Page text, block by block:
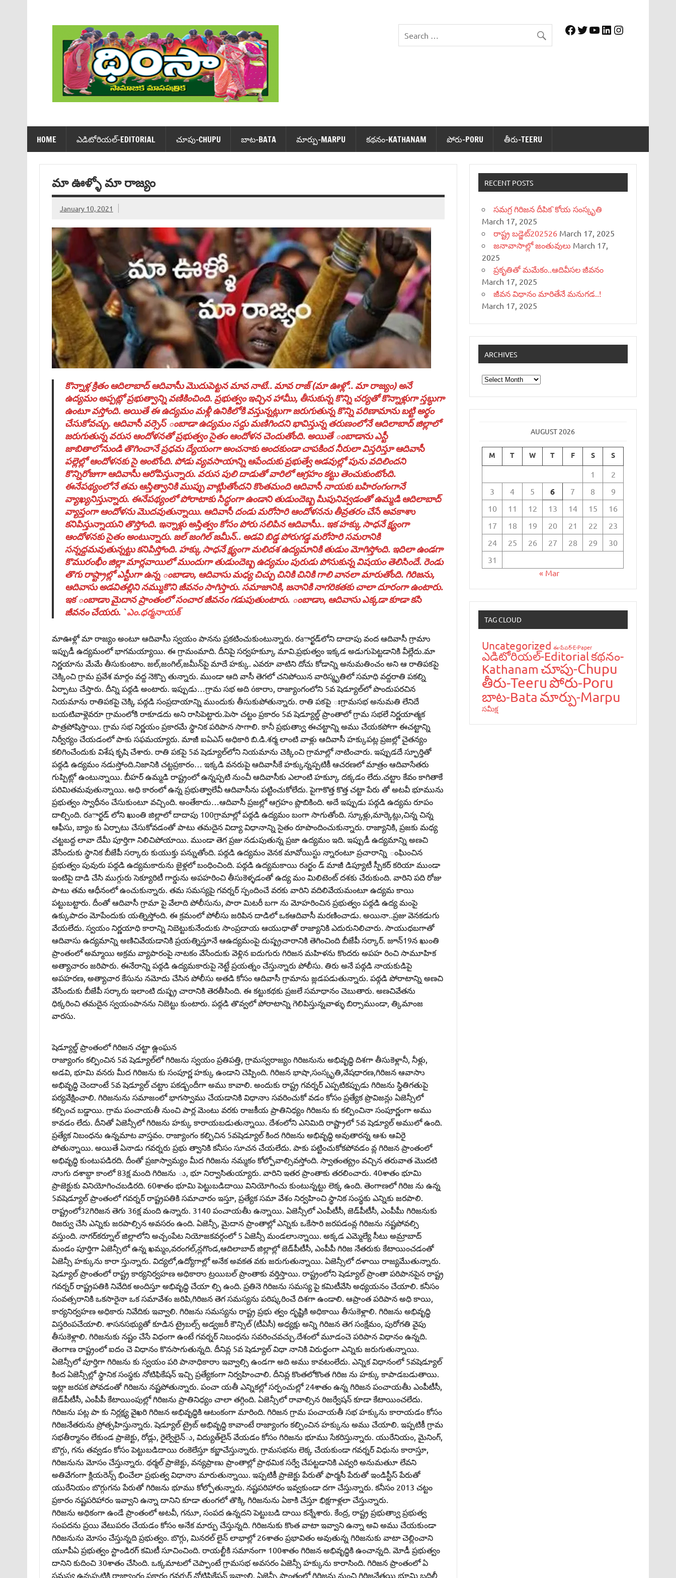
Facebook
Twitter
YouTube
LinkedIn
Instagram
HOME ఎడిటోరియ‌ల్-EDITORIAL చూపు-CHUPU బాట‌-BATA మార్పు-MARPU క‌థ‌నం-KATHANAM పోరు-PORU తీరు-TEERU
మా ఊళ్ళో మా రాజ్యం
January 10, 2021
కొన్నాళ్ల క్రితం ఆదిలాబాద్‌ ఆదివాసీు మొదుపెట్టన మావ నాటే.. మావ రాజ్‌ (మా ఊళ్లో.. మా రాజ్యం) అనే
ఉద్యమం అప్పట్లో ప్రభుత్వాన్ని వణికించింది. ప్రభుత్వం ఇచ్చిన హామీు, తీసుకున్న కొన్ని చర్యతో కొన్నాళ్లుగా స్తబ్ధుగా
ఉంటూ వస్తోంది. అయితే ఈ ఉద్యమం మళ్లీ ఉనికిలోకి వస్తున్నట్లుగా జరుగుతున్న కొన్ని పరిణామాను బట్టి అర్థం
చేసుకోవచ్చు. ఆదివాసీ వర్సెస్‌ ంబాడా ఉద్యమం సద్దు మణిగిందని భావిస్తున్న తరుణంలోనే ఆదిలాబాద్‌ జిల్లాలో
జరుగుతున్న వరుస ఆందోళనతో ప్రభుత్వం సైతం ఆందోళన చెందుతోంది. అయితే ంబాడాను ఎస్టీ
జాబితాలోనుండి తొగించానే ప్రధమ ద్యేయంగా అంచనాకు అందకుండా చాపకింద నీరులా విస్తరిస్తూ ఆదివాసీ
పల్లెల్లో ఆందోళనకు సై అంటోంది. పోడు వ్యవసాయాన్ని ఆపేందుకు ప్రభుత్వే అడవుల్లో పును వదిలిందని
కొన్నిరోజుగా ఆదివాసీు ఆరోపిస్తున్నారు. వరుస పులి దాడుతో వారిలో ఆగ్రహం కట్టు తెంచుకుంటోంది.
ఈనేపథ్యంలోనే తమ ఆస్తిత్వానికి ముప్పు వాట్లిుతోందని కొంతమంది ఆదివాసీ నాయకు బహిరంగంగానే
వ్యాఖ్యనిస్తున్నారు. ఈనేపథ్యంలో పోరాటాకు సిద్ధంగా ఉండాని తుడుందెబ్బ పిుపునివ్వడంతో ఉమ్మడి ఆదిలాబాద్‌
వ్యాప్తంగా ఆందోళను మొదవుతున్నాయి. ఆదివాసీ దండు మరోసారి ఆందోళనను తీవ్రతరం చేసే అవకాశాు
కనిపిస్తున్నాయని తొస్తోంది. ఇన్నాళ్లు అస్తిత్వం కోసం పోరు సలిపిన ఆదివాసీు.. ఇక హక్కు సాధనే క్ష్యంగా
ఆందోళనకు సైతం అంటున్నారు. జల్‌ జంగిల్‌ జమీన్‌.. అడవి బిడ్డ పోరుగడ్డ మరోసారి సమరానికి
సన్నద్దమవుతున్నట్టు కనిపిస్తోంది. హక్కు సాధనే క్ష్యంగా మలిదశ ఉద్యమానికి తుడుం మోగిస్తోంది. ఇదిలా ఉండగా
కొమురంభీం జిల్లా మార్లవాయిలో ముందుగా తుడుందెబ్బ ఉద్యమం పురుడు పోసుకున్న విషయం తెలిసిందే. రెండు
తొగు రాష్ట్రాల్లో ఎస్టీుగా ఉన్న ంబాడాు, ఆదివాసు మధ్య చిచ్చు చినికి చినికి గాలి వానలా మారుతోంది. గిరిజను,
ఆదివాసు అడవితల్లిని నమ్ముకొని జీవనం సాగిస్తారు. సమాజానికి, జనానికి నాగరికతకు చాలా దూరంగా ఉంటారు.
ఇక ంబాడాు మైదాన ప్రాంతంలో సంచార జీవనం గడుపుతుంటారు. ంబాడాు, ఆదివాసు ఎక్కడా కూడా కసి
జీవనం చేయరు. `ఎం.ధర్మనాయక్
మాఊళ్లో మా రాజ్యం అంటూ ఆదివాసీు స్వయం పానను ప్రకటించుకుంటున్నారు. రaార్ఖడ్‌లోని దాదాపు వంద ఆదివాసీ గ్రామాు
ఇప్పుడీ ఉద్యమంలో భాగమయ్యాయి. ఈ గ్రామంమాది. దీనిపై సర్వహక్కుూ మావి.ప్రభుత్వం ఇక్కడ అడుగుపెట్టడానికి వీల్లేదు.మా
నిర్ణయాను మేమే తీసుకుంటాం. జల్‌,జంగిల్‌,జమీన్‌పై మాదే హక్కు. ఎవరూ వాటిని దోచు కోడాన్ని అనుమతించం అని ఆ రాతిపకపై
చెక్కించి గ్రామ ప్రవేశ మార్గం వద్ద నెక్పొు తున్నారు. ముండా ఆది వాసీ తెగలో చనిపోయిన వారిస్మృతిలో సమాధి వద్దరాతి పకల్ని
ఏర్పాటు చేస్తారు. దీన్ని పథ్గడి అంటారు. ఇప్పుడు…గ్రామ సభ అది óకారాు, రాజ్యాంగంలోని 5వ షెడ్యూల్‌లో పొందుపరచిన
నియమాను రాతిపకపై చెక్కి పథ్గడి సంప్రదాయాన్ని ముందుకు తీసుకుపోతున్నారు. రాతి పకపై ఃగ్రామసభ అనుమతి లేనిదే
బయటివాళ్లెవరూ గ్రామంలోకి రాకూడదు అని రాసిపెట్టారు.పెసా చట్టం ప్రకారం 5వ షెడ్యూల్డ్‌ ప్రాంతాలో గ్రామ సభలే నిర్ణయాత్మక
పాత్రపోషిస్తాయి. గ్రామ సభ నిర్ణయం ప్రకారమే స్థానిక పరిపాన సాగాలి. కానీ ప్రభుత్వాు ఈచట్టాన్ని అము చేయకపోగా ఈచట్టాన్ని
నిర్వీర్యం చేయడంలో పాకు సఫమయ్యారు. మాజీ ఐఏఎస్‌ అధికారి బి.డి.శర్మ లాంటి వాళ్లు ఆదివాసీ హక్కుపట్ల ప్రజల్లో చైతన్యం
కలిగించేందుకు విశేష కృషి చేశారు. రాతి పకపై 5వ షెడ్యూల్‌లోని నియమాను చెక్కించి గ్రామాల్లో నాటించారు. ఇప్పుడదే స్ఫూర్తితో
పథ్గడి ఉద్యమం నడుస్తోంది.నిజానికి చట్టప్రకారం… ఇక్కడి వనరుపై ఆదివాసీకే హక్కున్నప్పటికీ ఆచరణలో మాత్రం ఆదివాసేతరు
గుప్పిట్లో ఉంటున్నాయి. బీహర్‌ ఉమ్మడి రాష్ట్రంలో ఉన్నప్పటి నుంచీ ఆదివాసీకు ఎలాంటి హక్కుూ దక్కడం లేదు.చట్టాు కేవం కాగితాకే
పరిమితమవుతున్నాయి. అధి కారంలో ఉన్న ప్రభుత్వాలేవీ ఆదివాసీను పట్టించుకోలేదు. పైగాకొత్త కొత్త చట్టా పేరు తో అటవీ భూమును
ప్రభుత్వం స్వాధీనం చేసుకుంటూ వచ్చింది. అంతేకాదు…ఆదివాసీ ప్రజల్లో ఆగ్రహం ప్లొబికింది. అదే ఇప్పుడు పథ్గడి ఉద్యమ రూపం
దాల్చింది. రaార్ఖడ్‌ లోని ఖుంతి జిల్లాలో దాదాపు 100గ్రామాల్లో పథ్గడి ఉద్యమం బంగా సాగుతోంది. స్కూళ్లు,మార్కెట్లు,చిన్న చిన్న
ఆఫీసు, బ్యాం కు ఏర్పాటు చేసుకోవడంతో పాటు తమదైన విద్యా విధానాన్ని సైతం రూపొందించుకున్నారు. రాజ్యానికి, ప్రజకు మధ్య
చట్టబద్ద లావా దేమీ పూర్తిగా నిలిచిపోయాయి. ముండా తెగ ప్రజు నడుపుతున్న ప్రజా ఉద్యమం ఇది. ఇప్పుడీ ఉద్యమాన్ని అణచి
వేసేందుకు స్థానిక బీజేపీ సర్కారు కుయుక్తు పన్నుతోంది. పథ్గడి ఉద్యమం వెనక మావోయిస్టు న్నారంటూ ప్రచారాన్ని ంఘించిన
ప్రభుత్వం పువురు పథ్గడి ఉద్యమకారును జైళ్లలో బంధించింది. పథ్గడి ఉద్యమకాయి రaర్ఖం డ్‌ మాజీ డిప్యూటీ స్పీకర్‌ కరియా ముండా
ఇంటిపై దాడి చేసి ముగ్గురు సెక్యూరిటీ గార్డును అపహరించి తీసుకెళ్ళడంతో ఉద్య మం మిలిటెంట్‌ దశకు చేరుకుంది. వారిని పది రోజు
పాటు తమ ఆధీనంలో ఉంచుకున్నారు. తమ సమస్యపై గవర్నర్‌ స్పందించే వరకు వారిని వదిలివేయమంటూ ఉద్యమ కాయి
పట్టుబట్టారు. దీంతో ఆదివాసీ గ్రామా పై వేలాది పోలీసును, పారా మిటరీ బగా ను మోహరించిన ప్రభుత్వం పథ్గడి ఉద్య మంపై
ఉక్కుపాదం మోపేందుకు యత్నిస్తోంది. ఈ క్రమంలో పోలీసు జరిపిన దాడిలో ఒకఆదివాసీ మరణించాడు. అయినా..ప్రజు వెనకడుగు
వేయలేదు. స్వయం నిర్ణయాధి కారాన్ని నిబెట్టుకునేందుకు సాంప్రదాయ ఆయుధాతో రాజ్యానికి ఎదురునిలిచారు. సాయుధబగాతో
ఆదివాసు ఉద్యమాన్ని అణిచివేయడానికి ప్రయత్నిస్తూనే ఆఉద్యమంపై దుష్ప్రచారానికి తెగించింది బీజేపీ సర్కార్‌. జూన్‌19న ఖుంతి
ప్రాంతంలో అమ్మాయి అక్రమ వ్యాపారంపై నాటకం వేసేందుకు వెళ్లిన ఐదుగురు గిరిజన మహిళను కొందరు అపహ రించి సామూహిక
అత్యాచారం జరిపారు. ఈనేరాన్ని పథ్గడి ఉద్యమకారుపై నెట్టే ప్రయత్నం చేస్తున్నారు పోలీసు. తిరు అనే పథ్గడి నాయకుడిపై
అపహరణ, అత్యాచార కేసును నమోదు చేసిన పోలీసు అతడి కోసం ఆదివాసీ గ్రామాను జ్లడపడుతున్నారు. పథ్గడి పోరాటాన్ని అణచి
వేసేందుకు బీజేపీ సర్కారు ఇలాంటి దుష్ఫ్ర చారానికి తెరతీసింది. ఈ కట్టుకథకు ప్రజలే సమాధానం చెబుతారు. అణచివేతను
ధిక్కరించి తమదైన స్వయంపానను నిబెట్టు కుంటారు. పథ్గడి తొవ్వలో పోరాటాన్ని గెలిపిస్తున్నవాళ్ళు బిర్సాముండా, త్కిమాంజ
వారసు.
షెడ్యూల్డ్‌ ప్రాంతంలో గిరిజన చట్టా ఉ్లంఘన
రాజ్యాంగం కల్పించిన 5వ షెడ్యూల్‌లో గిరిజను స్వయం ప్రతిపత్తి, గ్రామస్వరాజ్యం గిరిజనును అభివృద్ధి దిశగా తీసుకెళ్లానీ, నీళ్లు,
అడవి, భూమి వనరు మీద గిరిజను కు సంపూర్ణ హక్కు ఉండాని చెప్పింది. గిరిజన భాషా,సంస్కృతి,వేషధారణ,గిరిజన ఆవాసాు
అభివృద్ధి చెందాంటే 5వ షెడ్యూల్‌ చట్టాు పకడ్బందీగా అము కావాలి. అందుకు రాష్ట్ర గవర్నర్‌ ఎప్పటికప్పుడు గిరిజను స్థితిగతుపై
పర్యవేక్షించాలి. గిరిజనును సమాజంలో భాగస్వాము చేయడానికి విధానాు సవరించుకో వడం కోసం ప్రత్యేక ప్రొవిజన్లు ఏజెన్సీలో
కల్పించ బడ్డాయి. గ్రామ పంచాయతీ నుంచి పార్ల మెంటు వరకు రాజకీయ ప్రాతినిధ్యం గిరిజను కు కల్పించినా సంపూర్ణంగా అము
కావడం లేదు. దీనితో ఏజెన్సీలో గిరిజను హక్కు కారాయబడుతున్నాయి. దేశంలోని ఎనిమిది రాష్ట్రాలో 5వ షెడ్యూల్‌ అములో ఉంది.
ప్రత్యేక నిబంధను ఉన్నమాట వాస్తవం. రాజ్యాంగం కల్పిచిన 5వషెడ్యూల్‌ కింద గిరిజను అభివృద్ధి అవుతారన్న ఆశు ఆవిరై
పోతున్నాయి. అయితే ఏనాడు గవర్నరు ప్రభు త్వానికి కనీసం సూచన చేయలేదు. పాకు పట్టించుకోకపోవడం వ్ల గిరిజన ప్రాంతంలో
అభివృద్ధి కుంటుపడిరది. దీంతో ప్రజాస్వామ్యం మీద గిరిజను నమ్మకం కోల్పోవాల్సివస్తోంది. స్వాతంత్య్రం వచ్చిన తరువాత మొదటి
నాుగు దశాబ్దా కాంలో 83క్ష మంది గిరిజను ు, భూ నిర్వాసితుయ్యారు. వారిని ఇతర ప్రాంతాకు తరలించారు. 40శాతం భూమి
ప్రాజెక్టుకు వినియోగించబడిరది. 60శాతం భూమి పెట్టుబడిదాయి వినియోగించు కుంటున్నట్టు లెక్క ఉంది. తెంగాణలో గిరిజ ను ఉన్న
5వషెడ్యూల్‌ ప్రాంతంలో గవర్నర్‌ రాష్ట్రపతికి సమాచారం ఇస్తూ, ప్రత్యేక సమా వేశం నిర్వహించి స్థానిక సంస్థకు ఎన్నికు జరపాలి.
రాష్ట్రంలో32గిరిజన తెగు 36క్ష మంది ఉన్నారు. 3140 పంచాయతీు ఉన్నాయి. ఏజెన్సీలో ఎంపీటీసీ, జెడ్‌పీటీసీ, ఎంపీపీు గిరిజనుకు
రిజర్వు చేసి ఎన్నికు జరపాల్సిన అవసరం ఉంది. ఏజెన్సీ, మైదాన ప్రాంతాల్లో ఎన్నికు ఒకేసారి జరపడంవ్ల గిరిజను నష్టపోవల్సి
వస్తుంది. నాగర్‌కర్నూల్‌ జిల్లాలోని అచ్చంపేట నియోజకవర్గంలో 5 ఏజెన్సీ మండలాున్నాయి. అక్కడ ఎమ్మెల్యే సీటు అమ్రాబాద్‌
మండం పూర్తిగా ఏజెన్సీలో ఉన్న ఖమ్మం,వరంగల్‌,న్లగొండ,ఆదిలాబాద్‌ జిల్లాల్లో జెడ్‌పీటీసీ, ఎంపీపీ గిరిజ నేతరుకు కేటాయించడంతో
ఏజెన్సీ హక్కును కారా స్తున్నారు. విద్యలో,ఉద్యోగాల్లో అనేక అవకత వకు జరుగుతున్నాయి. ఏజెన్సీలో దళాయి రాజ్యమేుతున్నారు.
షెడ్యూల్‌ ప్రాంతంలో రాష్ట్ర కార్యనిర్వహణ అధికారాు ట్రయిబల్‌ ప్రాంతాకు వర్తిస్తాయి. రాష్ట్రంలోని షెడ్యూల్‌ ప్రాంతా పరిపానపైన రాష్ట్ర
గవర్నర్‌ రాష్ట్రపతికి నివేదిక అందిస్తూ అభివృద్ధి చేయా ల్సి ఉంది. ప్రతినె గిరిజను సమస్య పై కమిటీవేసి అధ్యయనం చేయాలి. కనీసం
సంవత్సరానికి ఒకసారైనా ఒక సమావేశం జరిపి,గిరిజన తెగ సమస్యను పరిష్కరించే దిశగా ఉండాలి. ఆప్రాంత పరిపాన అధి కాయి,
కార్యనిర్వహణ అధికారు నివేదికు ఇవ్వాలి. గిరిజను సమస్యను రాష్ట్ర ప్రభు త్వం దృష్టికి అధికాయి తీసుకెళ్లాలి. గిరిజను అభివృద్ధి
విస్తరింపచేయాలి. శాసనసభ్యుతో కూడిన ట్రైబల్స్‌ అడ్వజరీ కౌన్సిల్‌ (టీఏసీ) అధ్యక్షు అన్ని గిరిజన తెగ సంక్షేమం, పురోగతి వైపు
తీసుకెళ్లాలి. గిరిజనుకు నష్టం చేసే విధంగా ఉంటే గవర్నర్‌ నిబంధను సవరించవచ్చు.దేశంలో మూడంచె పరిపాన విధానం ఉన్నది.
తెంగాణ రాష్ట్రంలో ఐదం చె విధానం కొనసాగుతున్నది. దీనివ్ల 5వ షెడ్యూల్‌ విధా నానికి విరుద్ధంగా ఎన్నికు జరుగుతున్నాయి.
ఏజెన్సీలో పూర్తిగా గిరిజను కు స్వయం పరి పానాధికారాు ఇవ్వాల్సి ఉండగా అది అము కావటంలేదు. ఎన్నిక విధానంలో 5వషెడ్యూల్‌
కింద ఏజెన్సీల్లో స్థానిక సంస్థకు నోటిఫికేషన్‌ ఇచ్చి ప్రత్యేకంగా నిర్వహించాలి. దీనివ్ల కొంతలోకొంత గిరిజ ను హక్కు కాపాడబడుతాయి.
ఇట్లా జరపక పోవడంతో గిరిజను నష్టపోతున్నారు. పంచా యతీ ఎన్నికల్లో సర్పంచుల్లో 24శాతం ఉన్న గిరిజన పంచాయతీు ఎంపీటీసీ,
జెడ్‌పీటీసీ, ఎంపీపీ కేటాయింపుల్లో గిరిజను ప్రాతినిధ్యం చాలా తగ్గింది. ఏజెన్సీలో రావాల్సిన రిజర్వేషన్‌ కూడా కేటాయించలేదు.
గిరిజను పట్ల పా కు నిర్లక్ష్య వైఖరి గిరిజన అభివృద్ధికి ఆటంకంగా మారింది. గిరిజన గ్రామ పంచాయతీ సభ హక్కును కారాయడం కోసం
గిరిజనేతరును ప్రోత్సహిస్తున్నారు. షెడ్యూల్‌ ట్రైబ్‌ అభివృద్ధి కావాంటే రాజ్యాంగం కల్పించిన హక్కును అము చేయాలి. ఇప్పటికీ గ్రామ
సభతీర్మానం లేకుండ ప్రాజెక్టు, రోడ్లు, రైల్వేలైన్‌ు, విద్యుత్‌లైన్‌ వేయడం కోసం గిరిజను భూము సేకరిస్తున్నారు. యురేనియం, మైనింగ్‌,
బొగ్గు, గను తవ్వడం కోసం పెట్టుబడిదాయి రంకెలేస్తూ కబ్జాచేస్తున్నారు. గ్రామసభను లెక్క చేయకుండా గవర్నర్‌ విధును కారాస్తూ,
గిరిజనును మోసం చేస్తున్నారు. థర్మల్‌ ప్రాజెక్టు, వన్యప్రాణు ప్రాంతాల్లో ప్రాథమిక సర్వే చేపట్టడానికి ఎవ్వరి అనుమతుూ లేవని
అతివేగంగా క్లియరెన్స్‌ భించేలా ప్రభుత్వ విధానాు మారుతున్నాయి. ఇప్పటికీ ప్రాజెక్టు పేరుతో ఫార్మసీ పేరుతో ఇండిస్టీస్‌ పేరుతో
యురేనియం బొగ్గుగను పేరుతో గిరిజను భూము కోల్పోతున్నారు. నష్టపరిహారం ఇవ్వకుండా దగా చేస్తున్నారు. కనీసం 2013 చట్టం
ప్రకారం నష్టపరిహారం ఇవ్వాని ఉన్నా దానిని కూడా తుంగలో తొక్కి గిరిజనును ఏకాకి చేస్తూ భిక్షగాళ్లలా చేస్తున్నారు.
గిరిజను అధికంగా ఉండే ప్రాంతంలో అటవీ, గనుూ, సంపద ఉన్నదని పెట్టుబడి దాయి కన్నేశారు. కేంద్ర, రాష్ట్ర ప్రభుత్వాు ప్రభుత్వ
సంపదను ప్రయి వేటుపరం చేయడం కోసం అనేక మార్పు చేస్తున్నది. గిరిజనుకు కొంత వాటా ఇవ్వాని ఉన్నా అవి అము చేయకుండా
గిరిజనును మోసం చేస్తున్నది ప్రభుత్వం. బొగ్గు, మినరల్‌ లైన్‌ లాభాల్లో 26శాతం ప్రభావితం అవుతున్న గిరిజనుకు వాటా చెల్లించాని
యూపీఏ ప్రభుత్వం స్టాండిరగ్‌ కమిటీ సూచించింది. రాయల్టీకి సమానంగా 100శాతం గిరిజన అభివృద్ధికి ఉంచాన్నది. మోడీ ప్రభుత్వం
దానిని కుదించి 30శాతం చేసింది. ఒక్కమాటలో చెప్పాంటే గ్రామసభ అవసరం ఏజెన్సీ హక్కును కారాసింది. గిరిజన ప్రాంతంలో ఏ
సమస్య ఉన్నప్పటికి రాజ్యాంగం ప్రకారం గవర్నర్‌ నోటిఫికేషన్‌ ఇవ్వాలి. ఏజెన్సీ ప్రాంతంలో గిరిజను నుంచి గిరిజనేతయి భూమి బదిలీ
RECENT POSTS
సమగ్ర గిరిజన దీపిక`కోయ సంస్కృతి
March 17, 2025
రాష్ట్ర బడ్జెట్‌202526 March 17, 2025
జనావాసాల్లో జంతువులు March 17,
2025
ప్రకృతితో మమేకం..ఆదివీసల జీవనం
March 17, 2025
జీవన విధానం మారితేనే మనుగడ..!
March 17, 2025
ARCHIVES
Archives
AUGUST 2026
M T W T F S S
1
2
3
4 5 6 7 8
9
10
11 12 13 14 15
16
17
18 19 20 21 22
23
24
25 26 27 28 29
30
31
« Mar
TAG CLOUD
Uncategorized ఈ-పేప‌ర్-E-Paper
ఎడిటోరియ‌ల్-Editorialక‌థ‌నం-
Kathanam చూపు-Chupu
తీరు-Teeruపోరు-Poru
బాట‌-Bata మార్పు-Marpu
స‌మీక్ష‌